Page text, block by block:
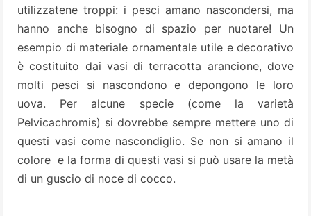
utilizzatene troppi: i pesci amano nascondersi, ma
hanno anche bisogno di spazio per nuotare! Un
esempio di materiale ornamentale utile e decorativo
è costituito dai vasi di terracotta arancione, dove
molti pesci si nascondono e depongono le loro
uova. Per alcune specie (come la varietà
Pelvicachromis) si dovrebbe sempre mettere uno di
questi vasi come nascondiglio. Se non si amano il
colore e la forma di questi vasi si può usare la metà
di un guscio di noce di cocco.